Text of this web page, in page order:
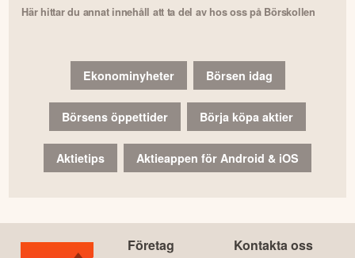
Här hittar du annat innehåll att ta del av hos oss på Börskollen
Ekonominyheter Börsen idag
Börsens öppettider Börja köpa aktier
Aktietips Aktieappen för Android & iOS
Företag Kontakta oss